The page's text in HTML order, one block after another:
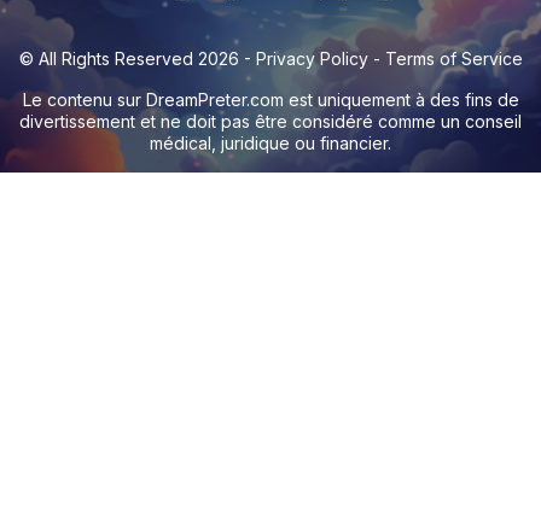
© All Rights Reserved 2026 - Privacy Policy- Terms of Service
Le contenu sur DreamPreter.com est uniquement à des fins de
divertissement et ne doit pas être considéré comme un conseil
médical, juridique ou financier.